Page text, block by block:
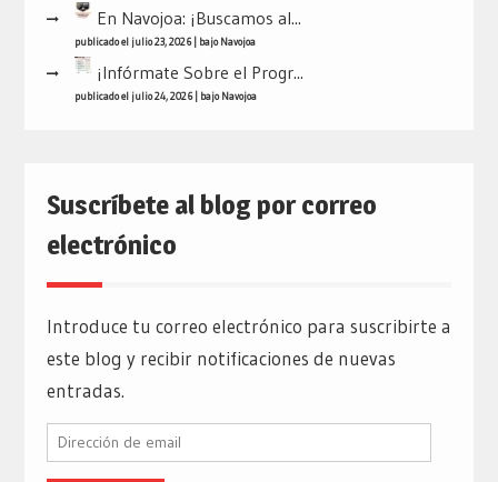
En Navojoa: ¡Buscamos al...
publicado el julio 23, 2026| bajo Navojoa
¡Infórmate Sobre el Progr...
publicado el julio 24, 2026| bajo Navojoa
Suscríbete al blog por correo
electrónico
Introduce tu correo electrónico para suscribirte a
este blog y recibir notificaciones de nuevas
entradas.
Dirección